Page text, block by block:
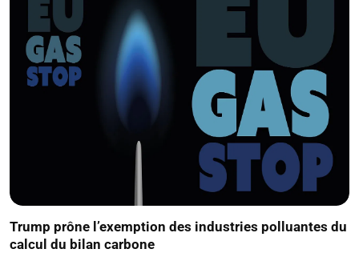
Trump prône l’exemption des industries polluantes du
calcul du bilan carbone